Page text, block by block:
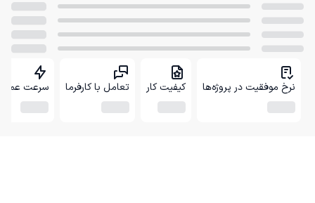
نرخ موفقیت در پروژه‌ها کیفیت کار تعامل با کارفرما سرعت عمل